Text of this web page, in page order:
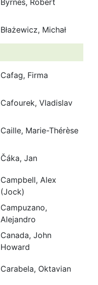
Byrnes, Robert
Błażewicz, Michał
Cafag, Firma
Cafourek, Vladislav
Caille, Marie-Thérèse
Čáka, Jan
Campbell, Alex
(Jock)
Campuzano,
Alejandro
Canada, John
Howard
Carabela, Oktavian